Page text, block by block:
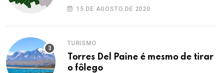
Ocidental
15 DE AGOSTO DE 2020
TURISMO
Torres Del Paine é mesmo de tirar
o fôlego